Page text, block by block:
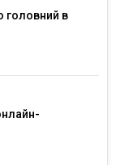
головний в